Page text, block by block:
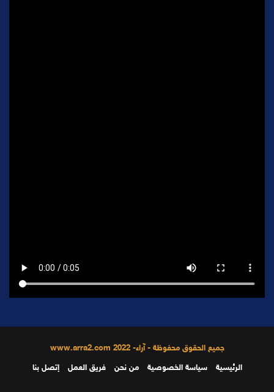
جميع الحقوق محفوظة - آراء- 2022 www.arra2.com
الرئيسية
سياسة الخصوصية من نحن فريق العمل إتصل بنا